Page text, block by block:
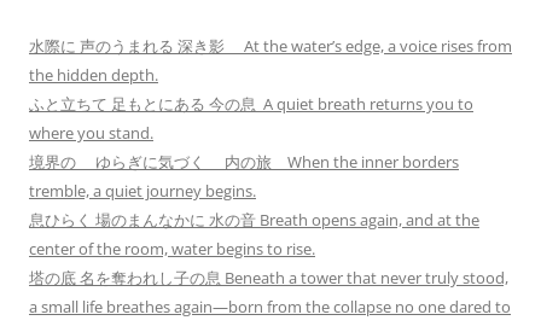
水際に 声のうまれる 深き影 At the water’s edge, a voice rises from
the hidden depth.
ふと立ちて 足もとにある 今の息 A quiet breath returns you to
where you stand.
境界の ゆらぎに気づく 内の旅 When the inner borders
tremble, a quiet journey begins.
息ひらく 場のまんなかに 水の音 Breath opens again, and at the
center of the room, water begins to rise.
塔の底 名を奪われし子の息 Beneath a tower that never truly stood,
a small life breathes again—born from the collapse no one dared to